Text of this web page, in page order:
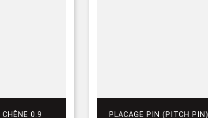
CHÊNE 0.9 PLACAGE PIN (PITCH PIN)